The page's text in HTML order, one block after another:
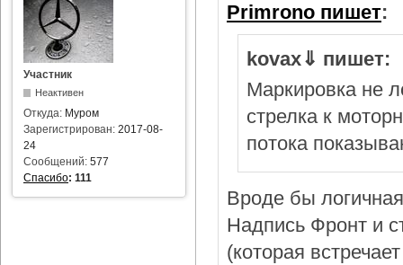
Участник
Неактивен
Откуда: Муром
Зарегистрирован: 2017-08-
24
Сообщений: 577
Спасибо: 111
Primrono пишет:
kovax⇓ пишет:
Маркировка не
стрелка к
потока
Вроде бы
Надпись Фронт и
(которая